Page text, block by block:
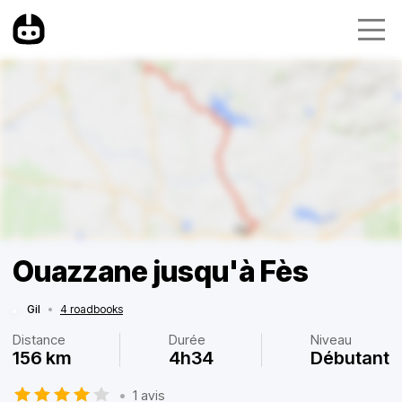
Ouazzane jusqu'à Fès
Gil • 4 roadbooks
Distance
156 km
Durée
4h34
Niveau
Débutant
• 1 avis